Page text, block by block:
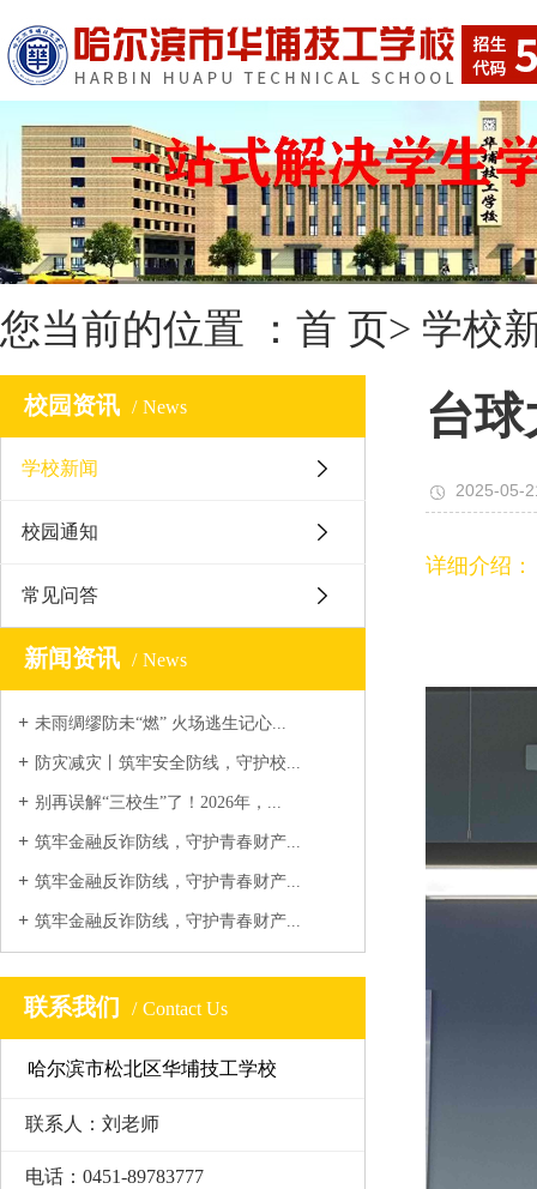
您当前的位置 ： 首 页> 学校
校园资讯 News
学校新闻
校园通知
常见问答
新闻资讯 News
未雨绸缪防未“燃” 火场逃生记心...
防灾减灾丨筑牢安全防线，守护校...
别再误解“三校生”了！2026年，...
筑牢金融反诈防线，守护青春财产...
筑牢金融反诈防线，守护青春财产...
筑牢金融反诈防线，守护青春财产...
联系我们 Contact Us
哈尔滨市松北区华埔技工学校
联系人：刘老师
电话：0451-89783777
台
2025-05-
详细介绍：